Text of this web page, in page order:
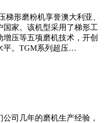
梯形磨粉机享誉澳大利亚、
家。该机型采用了梯形工
压等五项磨机技术，开创
平。TGM系列超压…
司几年的磨机生产经验，